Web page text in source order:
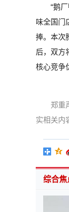
“鹅
味全国门
捧。本次
后，双方
核心竞争
郑重
实相关内
综合焦